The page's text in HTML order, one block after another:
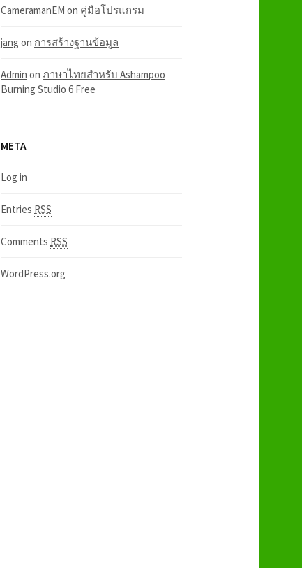
CameramanEM on คู่มือโปรแกรม
jang on การสร้างฐานข้อมูล
Admin on ภาษาไทยสำหรับ Ashampoo
Burning Studio 6 Free
META
Log in
Entries RSS
Comments RSS
WordPress.org